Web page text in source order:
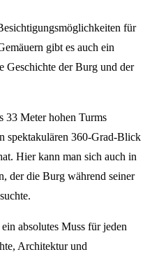
für
gibt es auch ein
Geschichte der Burg und der
33 Meter hohen Turms
spektakulären 360-Grad-Blick
Hier kann man sich auch in
der die Burg während seiner
absolutes Muss für jeden
Architektur und